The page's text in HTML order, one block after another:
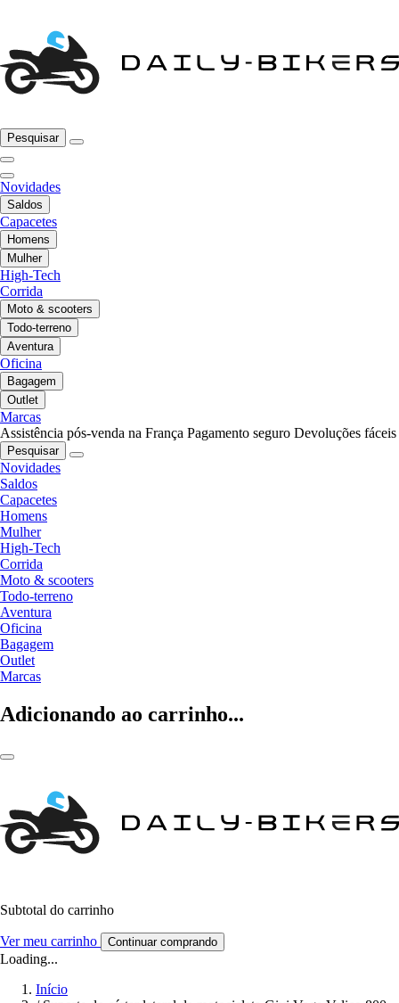
Pesquisar
Novidades
Saldos
Capacetes
Homens
Mulher
High-Tech
Corrida
Moto & scooters
Todo-terreno
Aventura
Oficina
Bagagem
Outlet
Marcas
Assistência pós-venda na França Pagamento seguro Devoluções fáceis
Pesquisar
Novidades
Saldos
Capacetes
Homens
Mulher
High-Tech
Corrida
Moto & scooters
Todo-terreno
Aventura
Oficina
Bagagem
Outlet
Marcas
Adicionando ao carrinho...
Subtotal do carrinho
Ver meu carrinho Continuar comprando
Loading...
Início